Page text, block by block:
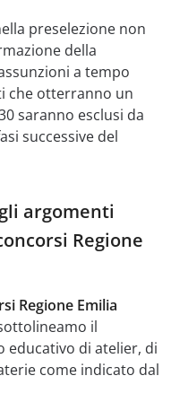
preselezione non
della
a tempo
che otterranno un
saranno esclusi da
successive del
argomenti
Regione
Regione Emilia
il
educativo di atelier, di
come indicato dal